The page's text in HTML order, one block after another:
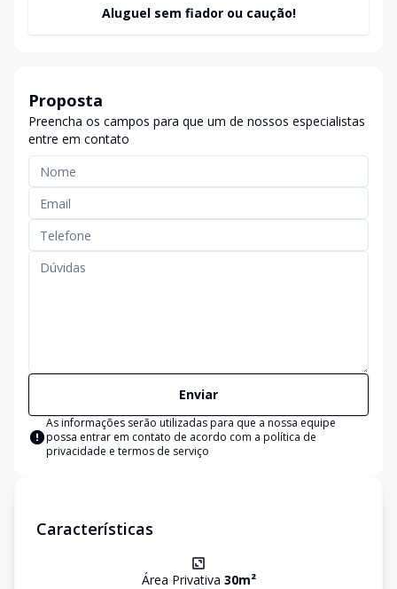
Aluguel sem fiador ou caução!
Proposta
Preencha os campos para que um de nossos especialistas
entre em contato
Enviar
As informações serão utilizadas para que a nossa equipe
possa entrar em contato de acordo com a política de
privacidade e termos de serviço
Características
Área Privativa 30m²